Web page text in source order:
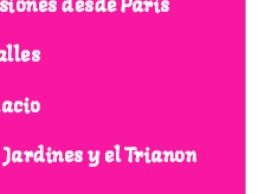
desde Paris
y el Trianon